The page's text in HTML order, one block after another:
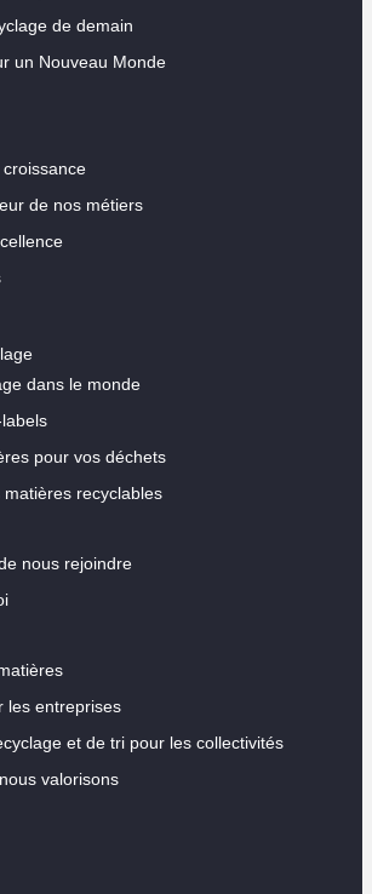
de demain
un Nouveau Monde
de nos métiers
dans le monde
pour vos déchets
recyclables
nous rejoindre
les entreprises
et de tri pour les collectivités
valorisons